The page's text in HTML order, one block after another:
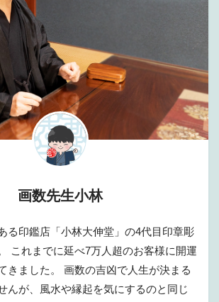
画数先生小林
る印鑑店「小林大伸堂」の4代目印章彫
これまでに延べ7万人超のお客様に開運
きました。 画数の吉凶で人生が決まる
んが、風水や縁起を気にするのと同じ